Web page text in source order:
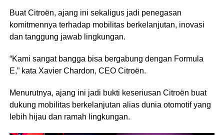
Buat Citroën, ajang ini sekaligus jadi penegasan
komitmennya terhadap mobilitas berkelanjutan, inovasi
dan tanggung jawab lingkungan.
“Kami sangat bangga bisa bergabung dengan Formula
E,” kata Xavier Chardon, CEO Citroën.
Menurutnya, ajang ini jadi bukti keseriusan Citroën buat
dukung mobilitas berkelanjutan alias dunia otomotif yang
lebih hijau dan ramah lingkungan.